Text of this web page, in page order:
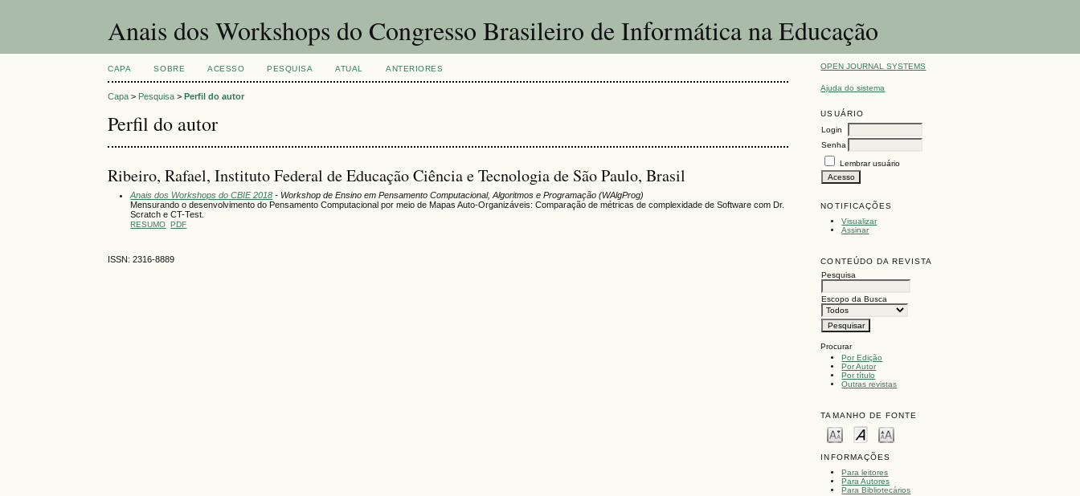
Anais dos Workshops do Congresso Brasileiro de Informática na Educação
OPEN JOURNAL SYSTEMS
Ajuda do sistema
USUÁRIO
Login
Senha
Lembrar usuário
NOTIFICAÇÕES
Visualizar
Assinar
CONTEÚDO DA REVISTA
Pesquisa
Escopo da Busca
Procurar
Por Edição
Por Autor
Por título
Outras revistas
TAMANHO DE FONTE
INFORMAÇÕES
Para leitores
Para Autores
Para Bibliotecários
CAPA SOBRE ACESSO PESQUISA ATUAL ANTERIORES
Capa > Pesquisa >Perfil do autor
Perfil do autor
Ribeiro, Rafael, Instituto Federal de Educação Ciência e Tecnologia de São Paulo, Brasil
Anais dos Workshops do CBIE 2018 - Workshop de Ensino em Pensamento Computacional, Algoritmos e Programação (WAlgProg)
Mensurando o desenvolvimento do Pensamento Computacional por meio de Mapas Auto-Organizáveis: Comparação de métricas de complexidade de Software com Dr.
Scratch e CT-Test.
RESUMO PDF
ISSN: 2316-8889